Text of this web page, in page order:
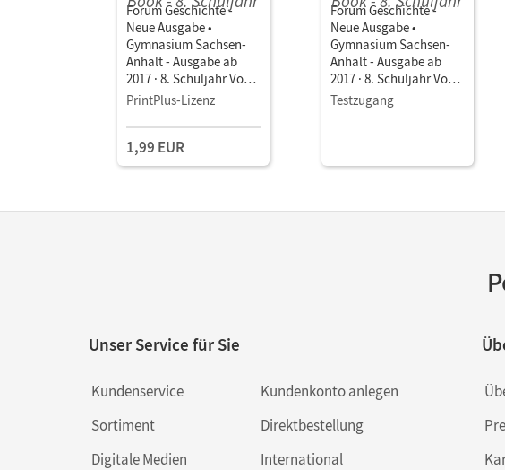
Forum Geschichte -
Neue Ausgabe •
Gymnasium Sachsen-
Anhalt - Ausgabe ab
2017 · 8. Schuljahr Vom
Ende des
Zeitalters bis zum
Imperialismus und
Kolonialismus •
PrintPlus-Lizenz
1,99 EUR
Forum Geschichte -
Neue Ausgabe •
Gymnasium Sachsen-
Anhalt - Ausgabe ab
2017 · 8. Schuljahr Vom
Ende des
Napoleonischen
Kolonialismus •
Testzugang
Unser Service für Sie
Kundenservice
Sortiment
Digitale Medien
Kundenkonto anlegen
Direktbestellung
International